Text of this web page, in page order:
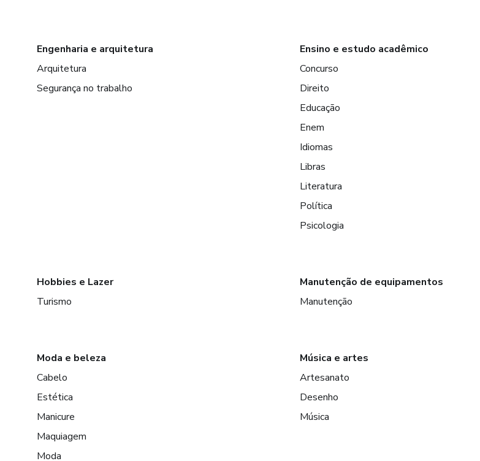
Engenharia e arquitetura
Arquitetura
Segurança no trabalho
Ensino e estudo acadêmico
Concurso
Direito
Educação
Enem
Idiomas
Libras
Literatura
Política
Psicologia
Hobbies e Lazer
Turismo
Manutenção de equipamentos
Manutenção
Moda e beleza
Cabelo
Estética
Manicure
Maquiagem
Moda
Música e artes
Artesanato
Desenho
Música